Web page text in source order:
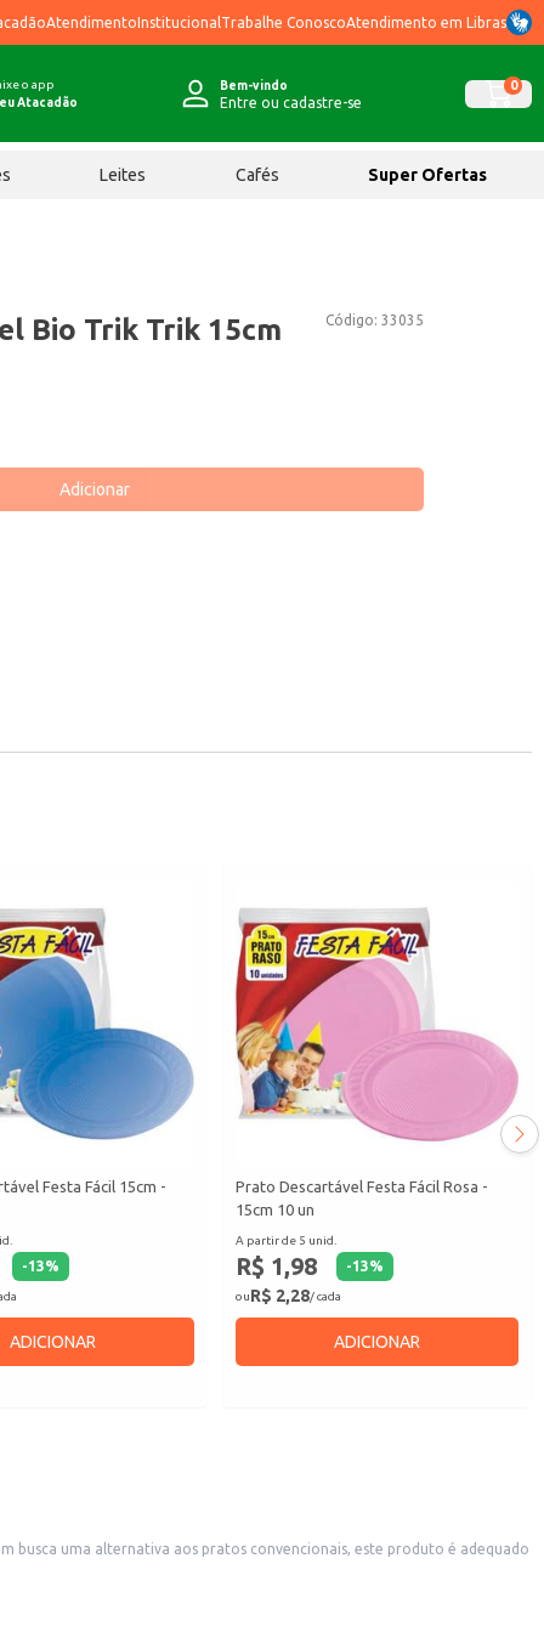
AtendimentoInstitucional Trabalhe ConoscoAtendimento em Libras
o app
Atacadão
Bem-vindo
Entre ou cadastre-se
0
Leites Cafés Super Ofertas
Código: 33035
Bio Trik Trik 15cm
Adicionar
Festa Fácil 15cm -
-13%
ADICIONAR
Prato Descartável Festa Fácil Rosa -
15cm 10 un
A partir de 5 unid.
R$ 1,98 -13%
ouR$ 2,28/ cada
ADICIONAR
busca uma alternativa aos pratos convencionais, este produto é adequado